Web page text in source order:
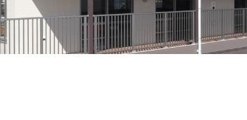
通園方法
生活の流れ クラス
未就園児教室
スMAP